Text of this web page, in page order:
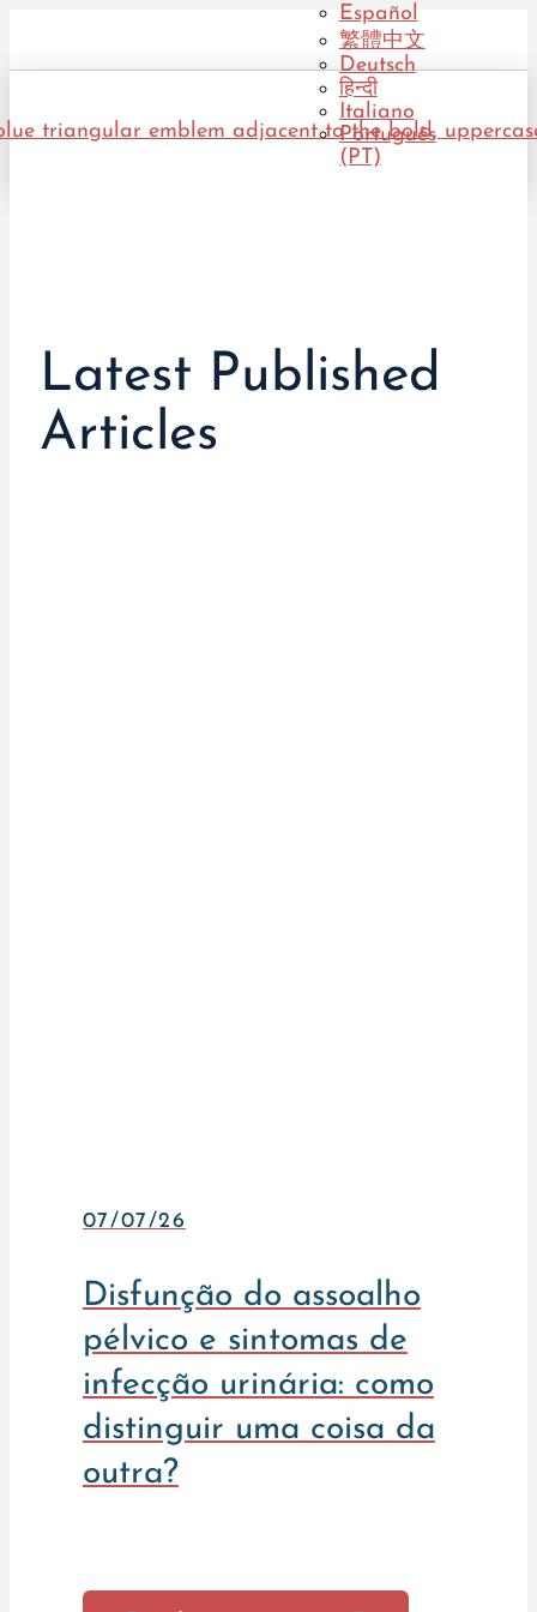
Español
繁體中文
Deutsch
हिन्दी
Italiano
Português
(PT)
Latest Published
Articles
07/07/26
Disfunção do assoalho
pélvico e sintomas de
infecção urinária: como
distinguir uma coisa da
outra?